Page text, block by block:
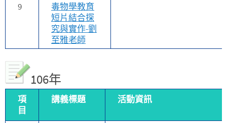
9
毒物學教育
短片結合探
究與實作-劉
至雅老師
106年
項
目
講義標題 活動資訊